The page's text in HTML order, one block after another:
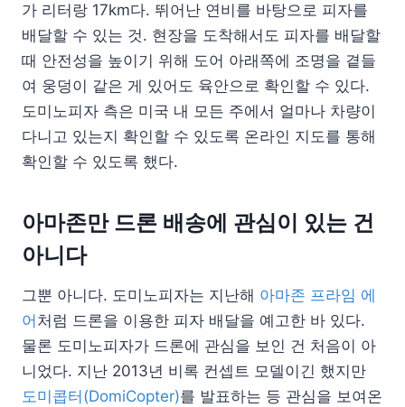
가 리터랑 17km다. 뛰어난 연비를 바탕으로 피자를
배달할 수 있는 것. 현장을 도착해서도 피자를 배달할
때 안전성을 높이기 위해 도어 아래쪽에 조명을 곁들
여 웅덩이 같은 게 있어도 육안으로 확인할 수 있다.
도미노피자 측은 미국 내 모든 주에서 얼마나 차량이
다니고 있는지 확인할 수 있도록 온라인 지도를 통해
확인할 수 있도록 했다.
아마존만 드론 배송에 관심이 있는 건
아니다
그뿐 아니다. 도미노피자는 지난해 아마존 프라임 에
어 처럼 드론을 이용한 피자 배달을 예고한 바 있다.
물론 도미노피자가 드론에 관심을 보인 건 처음이 아
니었다. 지난 2013년 비록 컨셉트 모델이긴 했지만
도미콥터(DomiCopter)를 발표하는 등 관심을 보여온